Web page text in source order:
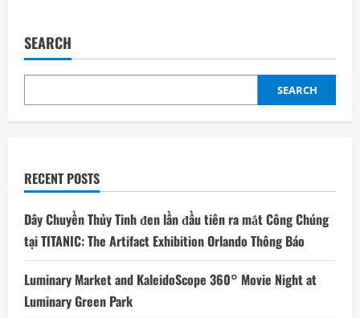
lại
ngày
tháng
đến
năm
2023
130
nhà
hàng
cho
thực
ba
món
cố
SEARCH
SEARCH
RECENT POSTS
Dây Chuyền Thủy Tinh đen lần đầu tiên ra mắt Công Chúng
tại TITANIC: The Artifact Exhibition Orlando Thông Báo
Luminary Market and KaleidoScope 360° Movie Night at
Luminary Green Park